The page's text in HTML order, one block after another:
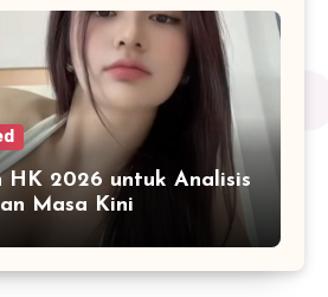
HK 2026 untuk Analisis
Masa Kini